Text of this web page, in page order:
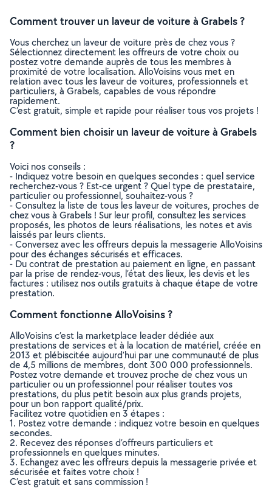
Comment trouver un laveur de voiture à Grabels ?
Vous cherchez un laveur de voiture près de chez vous ?
Sélectionnez directement les offreurs de votre choix ou
postez votre demande auprès de tous les membres à
proximité de votre localisation. AlloVoisins vous met en
relation avec tous les laveur de voitures, professionnels et
particuliers, à Grabels, capables de vous répondre
rapidement.
C’est gratuit, simple et rapide pour réaliser tous vos projets !
Comment bien choisir un laveur de voiture à Grabels
?
Voici nos conseils :
- Indiquez votre besoin en quelques secondes : quel service
recherchez-vous ? Est-ce urgent ? Quel type de prestataire,
particulier ou professionnel, souhaitez-vous ?
- Consultez la liste de tous les laveur de voitures, proches de
chez vous à Grabels ! Sur leur profil, consultez les services
proposés, les photos de leurs réalisations, les notes et avis
laissés par leurs clients.
- Conversez avec les offreurs depuis la messagerie AlloVoisins
pour des échanges sécurisés et efficaces.
- Du contrat de prestation au paiement en ligne, en passant
par la prise de rendez-vous, l’état des lieux, les devis et les
factures : utilisez nos outils gratuits à chaque étape de votre
prestation.
Comment fonctionne AlloVoisins ?
AlloVoisins c’est la marketplace leader dédiée aux
prestations de services et à la location de matériel, créée en
2013 et plébiscitée aujourd’hui par une communauté de plus
de 4,5 millions de membres, dont 300 000 professionnels.
Postez votre demande et trouvez proche de chez vous un
particulier ou un professionnel pour réaliser toutes vos
prestations, du plus petit besoin aux plus grands projets,
pour un bon rapport qualité/prix.
Facilitez votre quotidien en 3 étapes :
1. Postez votre demande : indiquez votre besoin en quelques
secondes.
2. Recevez des réponses d’offreurs particuliers et
professionnels en quelques minutes.
3. Echangez avec les offreurs depuis la messagerie privée et
sécurisée et faites votre choix !
C’est gratuit et sans commission !